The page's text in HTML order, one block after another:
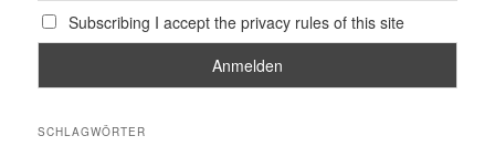
Subscribing I accept the privacy rules of this site
SCHLAGWÖRTER